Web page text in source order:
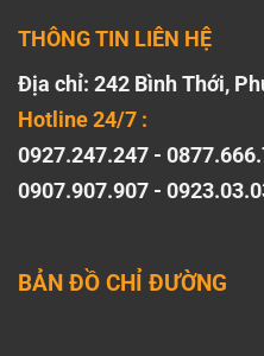
THÔNG TIN LIÊN HỆ
Địa chỉ: 242 Bình Thới,
Hotline 24/7 :
0927.247.247 -
0907.907.907 -
BẢN ĐỒ CHỈ ĐƯỜNG